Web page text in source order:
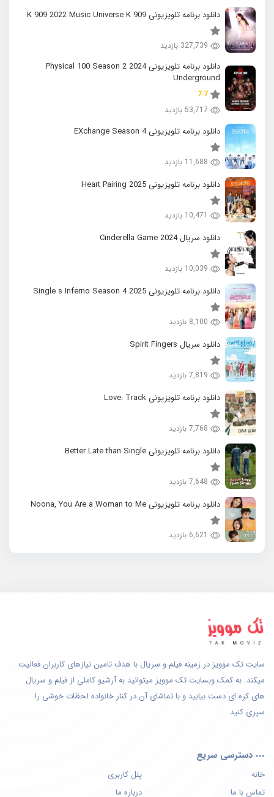
دانلود برنامه تلویزیونی K 909 2022 Music Universe K 909
327,739 بازدید
دانلود برنامه تلویزیونی 2024 Physical 100 Season 2
Underground
7.7
53,717 بازدید
دانلود برنامه تلویزیونی EXchange Season 4
11,688 بازدید
دانلود برنامه تلویزیونی 2025 Heart Pairing
10,471 بازدید
دانلود سریال 2024 Cinderella Game
10,039 بازدید
دانلود برنامه تلویزیونی 2025 Single s Inferno Season 4
8,100 بازدید
دانلود سریال Spirit Fingers
7,819 بازدید
دانلود برنامه تلویزیونی Love: Track
7,768 بازدید
دانلود برنامه تلویزیونی Better Late than Single
7,648 بازدید
دانلود برنامه تلویزیونی Noona, You Are a Woman to Me
6,621 بازدید
سایت تک موویز در زمینه فیلم و سریال با هدف تامین نیازهای کاربران فعالیت
میکند. به کمک وبسایت تک موویز میتوانید به آرشیو کاملی از فیلم و سریال
های کره ای دست بیابید و با تماشای آن در کنار خانواده لحظات خوشی را
سپری کنید
دسترسی سریع
خانه
پنل کاربری
تماس با ما
درباره ما